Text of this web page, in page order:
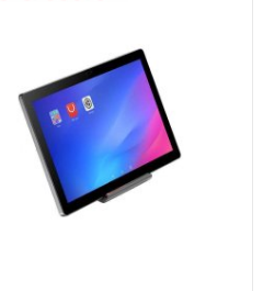
widoczny na obrazku: